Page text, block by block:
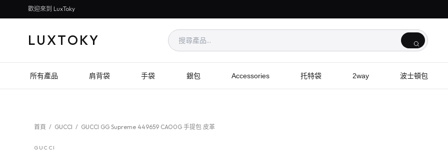
歡迎來到 LuxToky
LUXTOKY
所有產品 肩背袋 手袋 銀包 Accessories 托特袋 2way 波士頓包
首頁 / GUCCI / GUCCI GG Supreme 449659 CAO0G 手提包 皮革
GUCCI